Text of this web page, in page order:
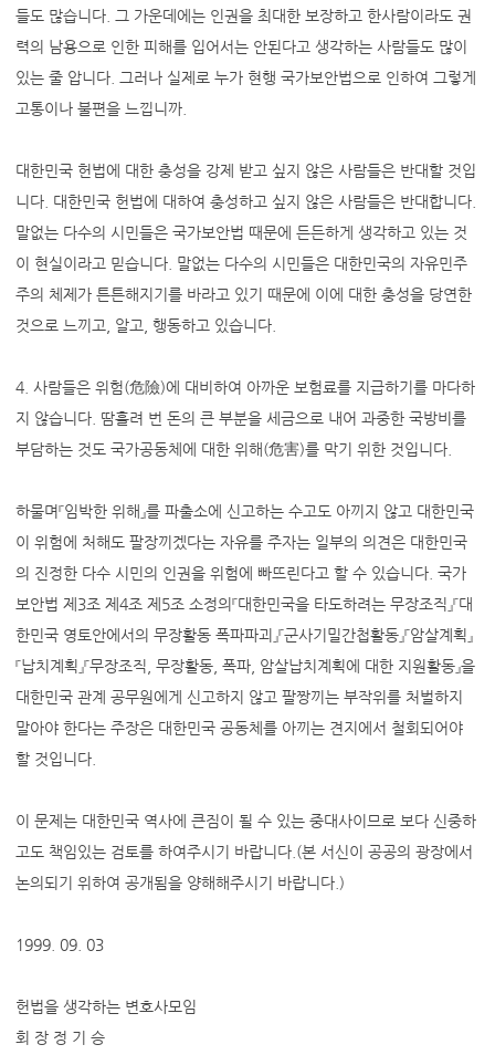
들도 많습니다. 그 가운데에는 인권을 최대한 보장하고 한사람이라도 권
력의 남용으로 인한 피해를 입어서는 안된다고 생각하는 사람들도 많이
있는 줄 압니다. 그러나 실제로 누가 현행 국가보안법으로 인하여 그렇게
고통이나 불편을 느낍니까.
대한민국 헌법에 대한 충성을 강제 받고 싶지 않은 사람들은 반대할 것입
니다. 대한민국 헌법에 대하여 충성하고 싶지 않은 사람들은 반대합니다.
말없는 다수의 시민들은 국가보안법 때문에 든든하게 생각하고 있는 것
이 현실이라고 믿습니다. 말없는 다수의 시민들은 대한민국의 자유민주
주의 체제가 튼튼해지기를 바라고 있기 때문에 이에 대한 충성을 당연한
것으로 느끼고, 알고, 행동하고 있습니다.
4. 사람들은 위험(危險)에 대비하여 아까운 보험료를 지급하기를 마다하
지 않습니다. 땀흘려 번 돈의 큰 부분을 세금으로 내어 과중한 국방비를
부담하는 것도 국가공동체에 대한 위해(危害)를 막기 위한 것입니다.
하물며『임박한 위해』를 파출소에 신고하는 수고도 아끼지 않고 대한민국
이 위험에 처해도 팔장끼겠다는 자유를 주자는 일부의 의견은 대한민국
의 진정한 다수 시민의 인권을 위험에 빠뜨린다고 할 수 있습니다. 국가
보안법 제3조 제4조 제5조 소정의『대한민국을 타도하려는 무장조직』『대
한민국 영토안에서의 무장활동 폭파파괴』『군사기밀간첩활동』『암살계획』
『납치계획』『무장조직, 무장활동, 폭파, 암살납치계획에 대한 지원활동』을
대한민국 관계 공무원에게 신고하지 않고 팔짱끼는 부작위를 처벌하지
말아야 한다는 주장은 대한민국 공동체를 아끼는 견지에서 철회되어야
할 것입니다.
이 문제는 대한민국 역사에 큰짐이 될 수 있는 중대사이므로 보다 신중하
고도 책임있는 검토를 하여주시기 바랍니다.(본 서신이 공공의 광장에서
논의되기 위하여 공개됨을 양해해주시기 바랍니다.)
1999. 09. 03
헌법을 생각하는 변호사모임
회 장 정 기 승